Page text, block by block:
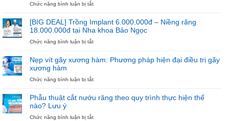
VIỆT
Ưu
Cho
100
Trụ
Đầu
Chức năng bình luận bị tắtở
Niềng
Răng
18.000.000đ
“Diện
–
Noel”
[BIG DEAL] Trồng Implant 6.000.000đ – Niềng răng
18.000.000đ tại Nha khoa Bảo Ngọc
Chức năng bình luận bị tắtở
DEAL]
Trồng
6.000.000đ
Niềng
tại
Nẹp vít gãy xương hàm: Phương pháp hiện đại điều trị gãy
xương hàm
Chức năng bình luận bị tắtở
gãy
hàm:
Phẫu thuật cắt nướu răng theo quy trình thực hiện thế
nào? Lưu ý
Chức năng bình luận bị tắtở